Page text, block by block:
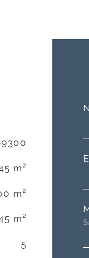
m²
m²
m²
5